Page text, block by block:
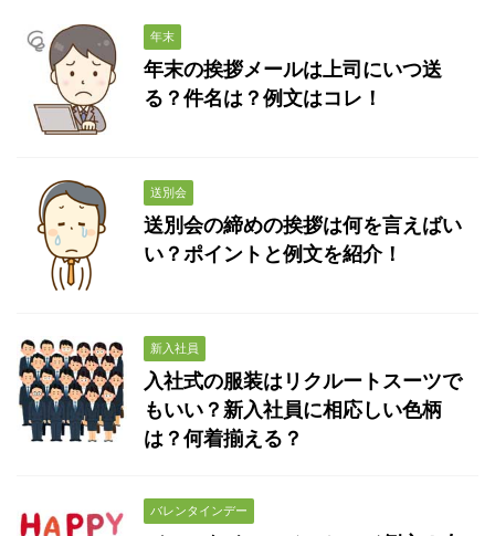
年末
年末の挨拶メールは上司にいつ送
る？件名は？例文はコレ！
送別会
送別会の締めの挨拶は何を言えばい
い？ポイントと例文を紹介！
新入社員
入社式の服装はリクルートスーツで
もいい？新入社員に相応しい色柄
は？何着揃える？
バレンタインデー